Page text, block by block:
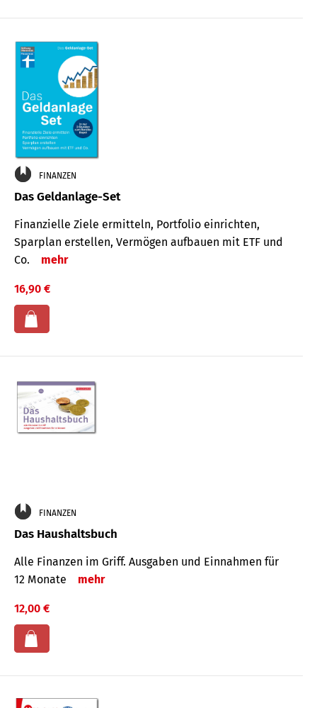
FINANZEN
Das Geldanlage-Set
Finanzielle Ziele ermitteln, Portfolio einrichten,
Sparplan erstellen, Vermögen aufbauen mit ETF und
Co.
mehr
16,90 €
FINANZEN
Das Haushaltsbuch
Alle Finanzen im Griff. Aus­gaben und Ein­nahmen für
12 Monate
mehr
12,00 €